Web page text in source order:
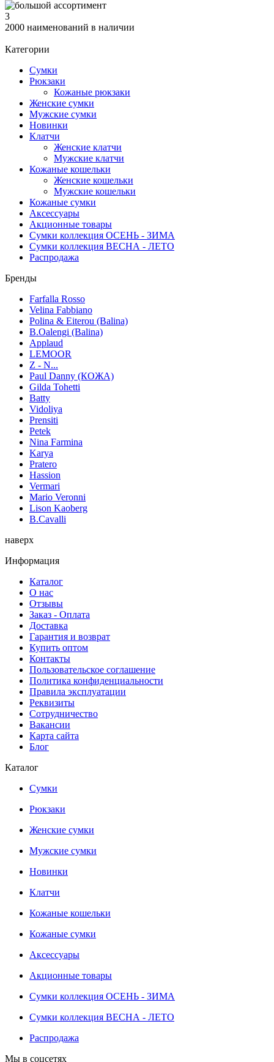
3
2000 наименований в наличии
Категории
Сумки
Рюкзаки
Кожаные рюкзаки
Женские сумки
Мужские сумки
Новинки
Клатчи
Женские клатчи
Мужские клатчи
Кожаные кошельки
Женские кошельки
Мужские кошельки
Кожаные сумки
Аксессуары
Акционные товары
Сумки коллекция ОСЕНЬ - ЗИМА
Сумки коллекция ВЕСНА - ЛЕТО
Распродажа
Бренды
Farfalla Rosso
Velina Fabbiano
Polina & Eiterou (Balina)
B.Oalengi (Balina)
Applaud
LEMOOR
Z - N...
Paul Danny (КОЖА)
Gilda Tohetti
Batty
Vidoliya
Prensiti
Petek
Nina Farmina
Karya
Pratero
Hassion
Vermari
Mario Veronni
Lison Kaoberg
B.Cavalli
наверх
Информация
Каталог
О нас
Отзывы
Заказ - Оплата
Доставка
Гарантия и возврат
Купить оптом
Контакты
Пользовательское соглашение
Политика конфиденциальности
Правила эксплуатации
Реквизиты
Сотрудничество
Вакансии
Карта сайта
Блог
Каталог
Сумки
Рюкзаки
Женские сумки
Мужские сумки
Новинки
Клатчи
Кожаные кошельки
Кожаные сумки
Аксессуары
Акционные товары
Сумки коллекция ОСЕНЬ - ЗИМА
Сумки коллекция ВЕСНА - ЛЕТО
Распродажа
Мы в соцсетях